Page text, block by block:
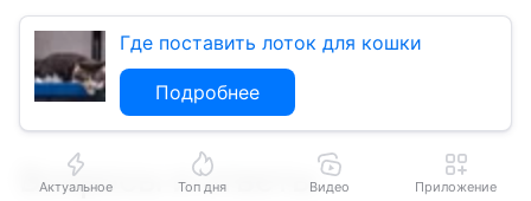
Где поставить лоток для кошки
Подробнее
Вопросы и ответы
Актуальное Топ дня Видео Приложение